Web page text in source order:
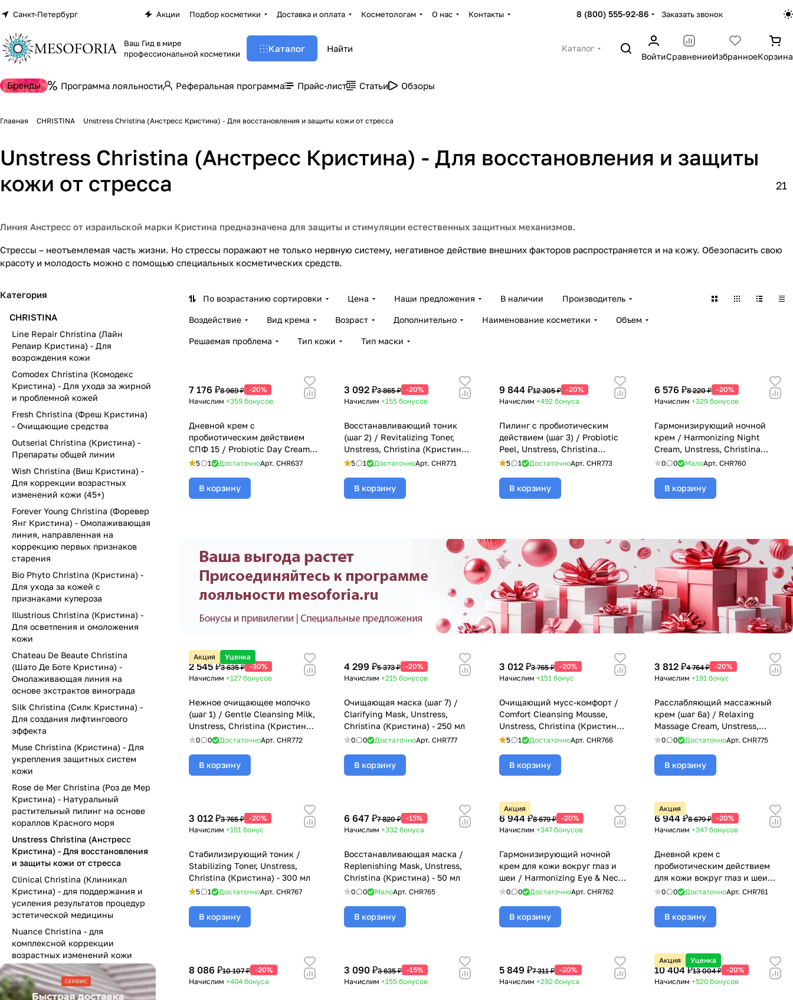
Санкт-Петербург Акции Подбор косметики Доставка и оплата Косметологам О нас Контакты 8 (800) 555-92-86 Заказать звонок
Ваш Гид в мире
профессиональной косметики
Каталог
Каталог
ВойтиСравнениеИзбранноеКорзина
Бренды Программа лояльности Реферальная программа Прайс-лист Статьи Обзоры
Главная CHRISTINA Unstress Christina (Анстресс Кристина) - Для восстановления и защиты кожи от стресса
Unstress Christina (Анстресс Кристина) - Для восстановления и защиты
кожи от стресса
21
Линия Анстресс от израильской марки Кристина предназначена для защиты и стимуляции естественных защитных механизмов.
Стрессы – неотъемлемая часть жизни. Но стрессы поражают не только нервную систему, негативное действие внешних факторов распространяется и на кожу. Обезопасить свою
красоту и молодость можно с помощью специальных косметических средств.
По возрастанию сортировки Цена Наши предложения В наличии Производитель
Воздействие Вид крема Возраст Дополнительно Наименование косметики Объем
Решаемая проблема Тип кожи Тип маски
7 176 ₽8 969 ₽ -20%
Начислим +359 бонусов
Дневной крем с
пробиотическим действием
СПФ 15 / Probiotic Day Cream
SPF 15, Unstress, Christina
5 1 ДостаточноАрт. CHR637
В корзину
3 092 ₽3 865 ₽ -20%
Начислим +155 бонусов
Восстанавливающий тоник
(шаг 2) / Revitalizing Toner,
Unstress, Christina (Кристина)
- 300 мл
5 1 ДостаточноАрт. CHR771
В корзину
9 844 ₽12 305 ₽ -20%
Начислим +492 бонуса
Пилинг с пробиотическим
действием (шаг 3) / Probiotic
Peel, Unstress, Christina
(Кристина) - 250 мл
5 1 ДостаточноАрт. CHR773
В корзину
6 576 ₽8 220 ₽ -20%
Начислим +329 бонусов
Гармонизирующий ночной
крем / Harmonizing Night
Cream, Unstress, Christina
(Кристина) - 50 мл
0 0 МалоАрт. CHR760
В корзину
Акция Уценка
2 545 ₽3 635 ₽ -30%
Начислим +127 бонусов
Нежное очищающее молочко
(шаг 1) / Gentle Cleansing Milk,
Unstress, Christina (Кристина)
- 300 мл
0 0 ДостаточноАрт. CHR772
В корзину
4 299 ₽5 373 ₽ -20%
Начислим +215 бонусов
Очищающая маска (шаг 7) /
Clarifying Mask, Unstress,
Christina (Кристина) - 250 мл
0 0 ДостаточноАрт. CHR777
В корзину
3 012 ₽3 765 ₽ -20%
Начислим +151 бонус
Очищающий мусс-комфорт /
Comfort Cleansing Mousse,
Unstress, Christina (Кристина)
- 200 мл
5 1 ДостаточноАрт. CHR766
В корзину
3 812 ₽4 764 ₽ -20%
Начислим +191 бонус
Расслабляющий массажный
крем (шаг 6a) / Relaxing
Massage Cream, Unstress,
Christina (Кристина) - 500 мл
0 0 ДостаточноАрт. CHR775
В корзину
3 012 ₽3 765 ₽ -20%
Начислим +151 бонус
Стабилизирующий тоник /
Stabilizing Toner, Unstress,
Christina (Кристина) - 300 мл
5 1 ДостаточноАрт. CHR767
В корзину
6 647 ₽7 820 ₽ -15%
Начислим +332 бонуса
Восстанавливающая маска /
Replenishing Mask, Unstress,
Christina (Кристина) - 50 мл
0 0 МалоАрт. CHR765
В корзину
Акция
6 944 ₽8 679 ₽ -20%
Начислим +347 бонусов
Гармонизирующий ночной
крем для кожи вокруг глаз и
шеи / Harmonizing Eye & Neck
Night Cream, Unstress,
0 0 ДостаточноАрт. CHR762
В корзину
Акция
6 944 ₽8 679 ₽ -20%
Начислим +347 бонусов
Дневной крем с
пробиотическим действием
для кожи вокруг глаз и шеи
СПФ 8 / Probiotic Day Cream
Christina (Кристина) - 30 мл
0 0 ДостаточноАрт. CHR761
В корзину
8 086 ₽10 107 ₽ -20%
Начислим +404 бонуса
3 090 ₽3 635 ₽ -15%
Начислим +155 бонусов
5 849 ₽7 311 ₽ -20%
Начислим +292 бонуса
Акция Уценка
10 404 ₽13 004 ₽ -20%
Начислим +520 бонусов
Категория
CHRISTINA
Line Repair Christina (Лайн
Репаир Кристина) - Для
возрождения кожи
Comodex Christina (Комодекс
Кристина) - Для ухода за жирной
и проблемной кожей
Fresh Christina (Фреш Кристина)
- Очищающие средства
Outserial Christina (Кристина) -
Препараты общей линии
Wish Christina (Виш Кристина) -
Для коррекции возрастных
изменений кожи (45+)
Forever Young Christina (Форевер
Янг Кристина) - Омолаживающая
линия, направленная на
коррекцию первых признаков
старения
Bio Phyto Christina (Кристина) -
Для ухода за кожей с
признаками купероза
Illustrious Christina (Кристина) -
Для осветления и омоложения
кожи
Chateau De Beaute Christina
(Шато Де Боте Кристина) -
Омолаживающая линия на
основе экстрактов винограда
Silk Christina (Силк Кристина) -
Для создания лифтингового
эффекта
Muse Christina (Кристина) - Для
укрепления защитных систем
кожи
Rose de Mer Christina (Роз де Мер
Кристина) - Натуральный
растительный пилинг на основе
кораллов Красного моря
Unstress Christina (Анстресс
Кристина) - Для восстановления
и защиты кожи от стресса
Clinical Christina (Клиникал
Кристина) - для поддержания и
усиления результатов процедур
эстетической медицины
Nuance Christina - для
комплексной коррекции
возрастных изменений кожи